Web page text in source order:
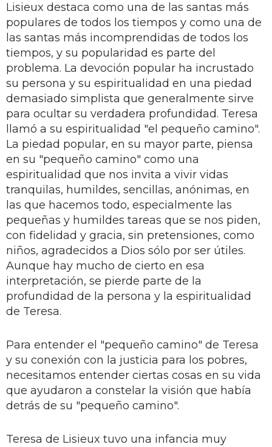
Lisieux destaca como una de las santas más
populares de todos los tiempos y como una de
las santas más incomprendidas de todos los
tiempos, y su popularidad es parte del
problema. La devoción popular ha incrustado
su persona y su espiritualidad en una piedad
demasiado simplista que generalmente sirve
para ocultar su verdadera profundidad. Teresa
llamó a su espiritualidad "el pequeño camino".
La piedad popular, en su mayor parte, piensa
en su "pequeño camino" como una
espiritualidad que nos invita a vivir vidas
tranquilas, humildes, sencillas, anónimas, en
las que hacemos todo, especialmente las
pequeñas y humildes tareas que se nos piden,
con fidelidad y gracia, sin pretensiones, como
niños, agradecidos a Dios sólo por ser útiles.
Aunque hay mucho de cierto en esa
interpretación, se pierde parte de la
profundidad de la persona y la espiritualidad
de Teresa.
Para entender el "pequeño camino" de Teresa
y su conexión con la justicia para los pobres,
necesitamos entender ciertas cosas en su vida
que ayudaron a constelar la visión que había
detrás de su "pequeño camino".
Teresa de Lisieux tuvo una infancia muy